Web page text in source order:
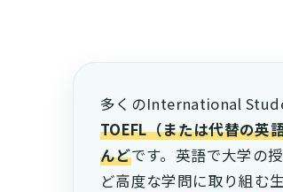
多くのInternational
TOEFL（または代替の英
んどです。英語で大学の
ど高度な学問に取り組む